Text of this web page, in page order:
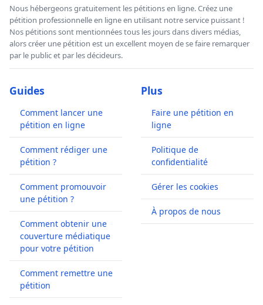
Nous hébergeons gratuitement les pétitions en ligne. Créez une
pétition professionnelle en ligne en utilisant notre service puissant !
Nos pétitions sont mentionnées tous les jours dans divers médias,
alors créer une pétition est un excellent moyen de se faire remarquer
par le public et par les décideurs.
Guides
Comment lancer une
pétition en ligne
Comment rédiger une
pétition ?
Comment promouvoir
une pétition ?
Comment obtenir une
couverture médiatique
pour votre pétition
Comment remettre une
pétition
Plus
Faire une pétition en
ligne
Politique de
confidentialité
Gérer les cookies
À propos de nous